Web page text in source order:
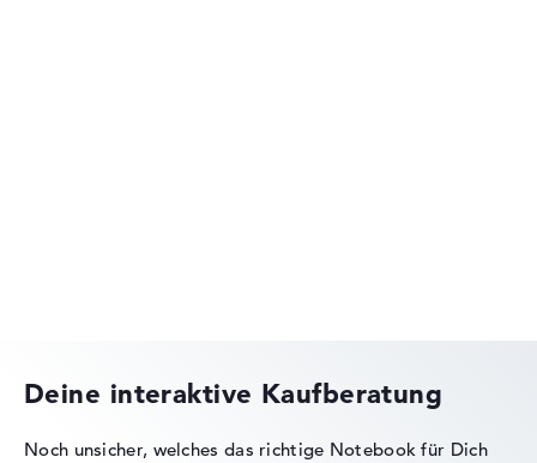
Deine interaktive Kaufberatung
Noch unsicher, welches das richtige Notebook für Dich